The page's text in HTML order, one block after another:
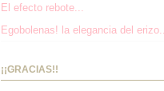
El efecto rebote...
Egobolenas! la elegancia del erizo...
¡¡GRACIAS!!